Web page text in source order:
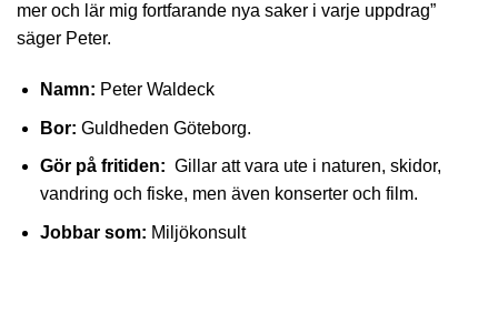
mer och lär mig fortfarande nya saker i varje uppdrag”
säger Peter.
Namn: Peter Waldeck
Bor: Guldheden Göteborg.
Gör på fritiden: Gillar att vara ute i naturen, skidor,
vandring och fiske, men även konserter och film.
Jobbar som: Miljökonsult